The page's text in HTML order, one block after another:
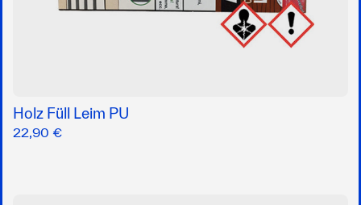
Holz Füll Leim PU
22,90 €